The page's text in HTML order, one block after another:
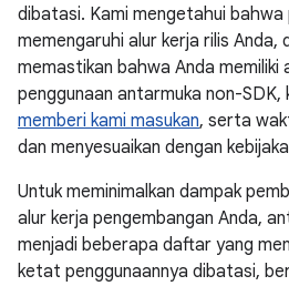
dibatasi. Kami mengetahui
memengaruhi alur kerja rilis Anda,
memastikan bahwa Anda memiliki
penggunaan antarmuka non-
memberi kami masukan, serta
dan menyesuaikan dengan
Untuk meminimalkan dampak
alur kerja pengembangan Anda,
menjadi beberapa daftar yang
ketat penggunaannya dibatasi,